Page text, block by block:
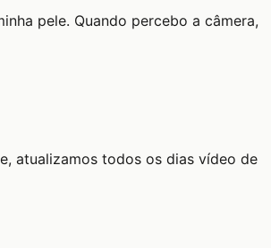
pele. Quando percebo a câmera,
atualizamos todos os dias vídeo de